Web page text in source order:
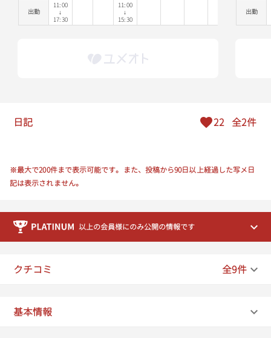
出勤
11:00
↓
17:30
11:00
↓
15:30
出勤
日記 22 全2件
※最大で200件まで表示可能です。また、投稿から90日以上経過した写メ日
記は表示されません。
以上の会員様にのみ公開の情報です
クチコミ 全9件
基本情報